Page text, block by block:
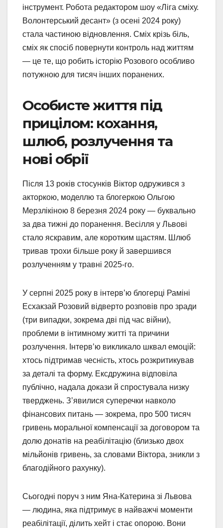
інструмент. Робота редактором шоу «Ліга сміху.
Волонтерський десант» (з осені 2024 року)
стала частиною відновлення. Сміх крізь біль,
сміх як спосіб повернути контроль над життям
— це те, що робить історію Розового особливо
потужною для тисяч інших поранених.
Особисте життя під
прицілом: кохання,
шлюб, розлучення та
нові обрії
Після 13 років стосунків Віктор одружився з
акторкою, моделлю та блогеркою Ольгою
Мерзлікіною 8 березня 2024 року — буквально
за два тижні до поранення. Весілля у Львові
стало яскравим, але коротким щастям. Шлюб
тривав трохи більше року й завершився
розлученням у травні 2025-го.
У серпні 2025 року в інтерв’ю блогерці Раміні
Есхакзай Розовий відверто розповів про зради
(три випадки, зокрема дві під час війни),
проблеми в інтимному житті та причини
розлучення. Інтерв’ю викликало шквал емоцій:
хтось підтримав чесність, хтось розкритикував
за деталі та форму. Ексдружина відповіла
публічно, надала докази й спростувала низку
тверджень. З’явилися суперечки навколо
фінансових питань — зокрема, про 500 тисяч
гривень моральної компенсації за договором та
долю донатів на реабілітацію (близько двох
мільйонів гривень, за словами Віктора, зникли з
благодійного рахунку).
Сьогодні поруч з ним Яна-Катерина зі Львова
— людина, яка підтримує в найважчі моменти
реабілітації, ділить хейт і стає опорою. Вони